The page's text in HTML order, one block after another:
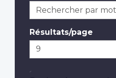
Résultats/page